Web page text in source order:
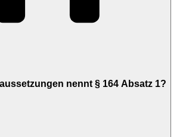
nennt § 164 Absatz 1?